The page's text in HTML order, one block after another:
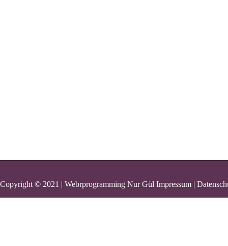
Copyright © 2021 | Webrprogramming Nur Gül Impressum |